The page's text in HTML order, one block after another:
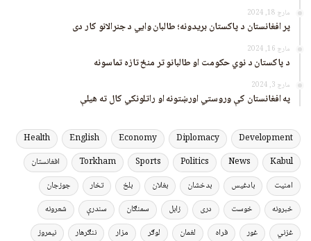
مارچ 18, 2024
پر افغانستان د پاکستان بریدونه؛ طالبان وايي د جنرالانو کار دی
مارچ 16, 2024
د پاکستان د نوي حکومت او طالبانو تر منځ تازه تماسونه
مارچ 3, 2024
په افغانستان کې وروستي اورښتونه او راتلونکي کال ته هیلې
Development
Diplomacy
Economy
English
Health
Kabul
News
Politics
Sports
Torkham
افغانستان
امنیت
بادغیس بدخشان بغلان بلخ تخار
جوزجان
خبرونه
خوست دری زابل سمنګان سندرې
شعرونه
غزني
غور فراه لغمان لوګر مزار ننګرهار
نیمروز